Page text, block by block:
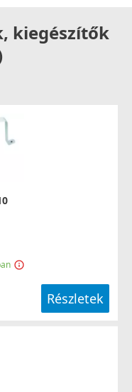
kiegészítők
Részletek